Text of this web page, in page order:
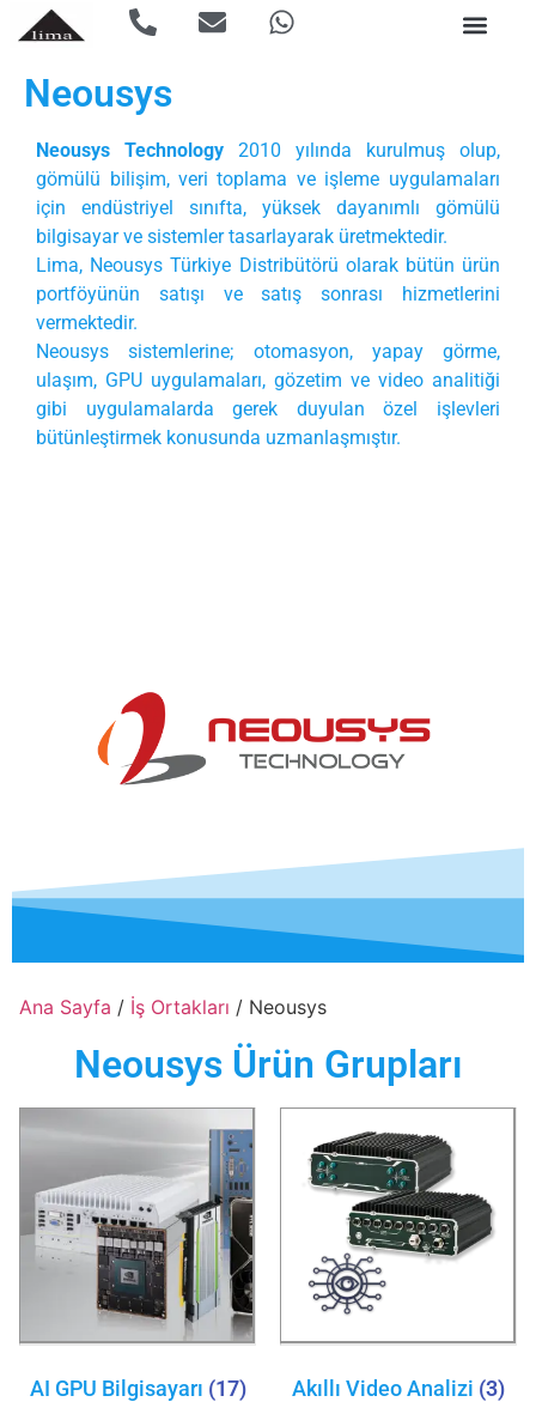
Neousys
Neousys Technology 2010 yılında kurulmuş olup,
gömülü bilişim, veri toplama ve işleme uygulamaları
için endüstriyel sınıfta, yüksek dayanımlı gömülü
bilgisayar ve sistemler tasarlayarak üretmektedir.
Lima, Neousys Türkiye Distribütörü olarak bütün ürün
portföyünün satışı ve satış sonrası hizmetlerini
vermektedir.
Neousys sistemlerine; otomasyon, yapay görme,
ulaşım, GPU uygulamaları, gözetim ve video analitiği
gibi uygulamalarda gerek duyulan özel işlevleri
bütünleştirmek konusunda uzmanlaşmıştır.
Ana Sayfa / İş Ortakları / Neousys
Neousys Ürün Grupları
AI GPU Bilgisayarı (17) Akıllı Video Analizi (3)